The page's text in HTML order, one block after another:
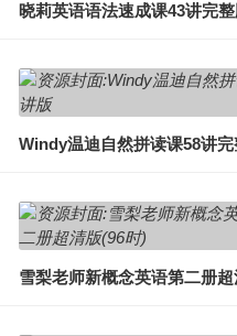
晓莉英语语法速成课43讲完整
Windy温迪自然拼读课58讲完